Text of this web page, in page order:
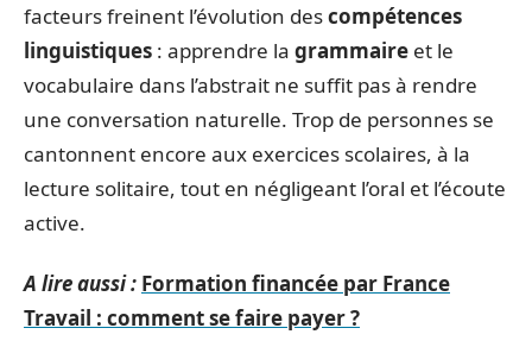
facteurs freinent l’évolution descompétences
linguistiques : apprendre la grammaire et le
vocabulaire dans l’abstrait ne suffit pas à rendre
une conversation naturelle. Trop de personnes se
cantonnent encore aux exercices scolaires, à la
lecture solitaire, tout en négligeant l’oral et l’écoute
active.
A lire aussi : Formation financée par France
Travail : comment se faire payer ?